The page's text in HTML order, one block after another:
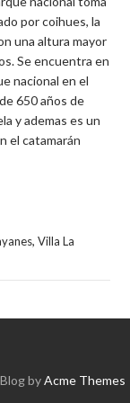
por coihues, la
una altura mayor
Se encuentra en
nacional en el
650 años de
y ademas es un
el catamarán
, Villa La
byAcme Themes